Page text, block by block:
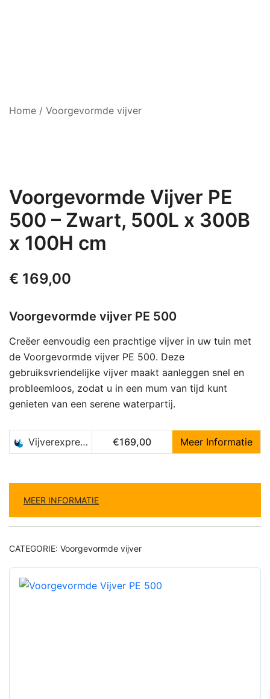
Home / Voorgevormde vijver
Voorgevormde Vijver PE
500 – Zwart, 500L x 300B
x 100H cm
€ 169,00
Voorgevormde vijver PE 500
Creëer eenvoudig een prachtige vijver in uw tuin met
de Voorgevormde vijver PE 500. Deze
gebruiksvriendelijke vijver maakt aanleggen snel en
probleemloos, zodat u in een mum van tijd kunt
genieten van een serene waterpartij.
Vijverexpress.nl €169,00 Meer Informatie
MEER INFORMATIE
CATEGORIE: Voorgevormde vijver